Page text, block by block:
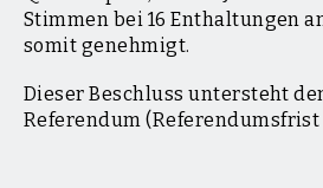
Stimmen bei 16 Enthaltungen
somit genehmigt.
Dieser Beschluss untersteht
Referendum (Referendumsfrist